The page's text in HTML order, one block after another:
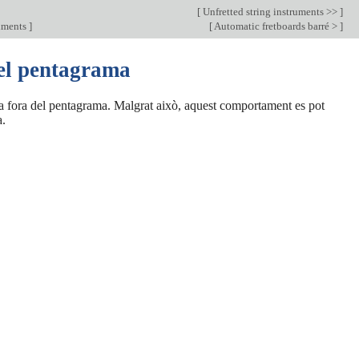
[ Unfretted string instruments >> ]
] [Automatic fretboards barré > ]
pentagrama
del pentagrama. Malgrat això, aquest comportament es pot